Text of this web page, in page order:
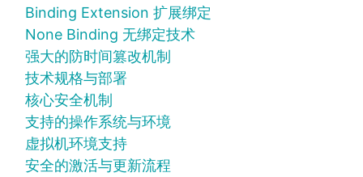
Binding Extension 扩展绑定
None Binding 无绑定技术
强大的防时间篡改机制
技术规格与部署
核心安全机制
支持的操作系统与环境
虚拟机环境支持
安全的激活与更新流程